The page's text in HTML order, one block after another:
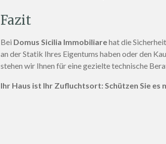
Fazit
Bei Domus Sicilia Immobiliarehat die
an der Statik Ihres Eigentums haben oder den
stehen wir Ihnen für eine gezielte technische
Ihr Haus ist Ihr Zufluchtsort: Schützen Sie es